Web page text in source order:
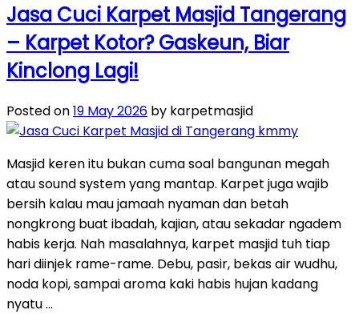
Jasa Cuci Karpet Masjid Tangerang
– Karpet Kotor? Gaskeun, Biar
Kinclong Lagi!
Posted on19 May 2026 by karpetmasjid
Masjid keren itu bukan cuma soal bangunan megah
atau sound system yang mantap. Karpet juga wajib
bersih kalau mau jamaah nyaman dan betah
nongkrong buat ibadah, kajian, atau sekadar ngadem
habis kerja. Nah masalahnya, karpet masjid tuh tiap
hari diinjek rame-rame. Debu, pasir, bekas air wudhu,
noda kopi, sampai aroma kaki habis hujan kadang
nyatu …